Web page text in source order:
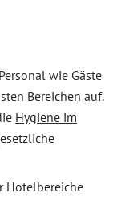
wie Gäste
Bereichen auf.
Hygiene im
Hotelbereiche